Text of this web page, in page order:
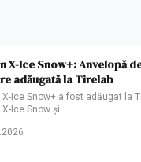
X-Ice Snow+: Anvelopă
adăugată la Tirelab
X-Ice Snow+ a fost adăugat la
Ice Snow și…